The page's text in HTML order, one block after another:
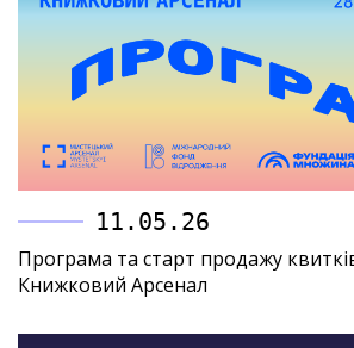
11.05.26
Програма та старт продажу
Книжковий Арсенал